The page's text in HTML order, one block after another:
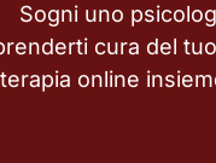
Sogni uno
cura del
terapia online